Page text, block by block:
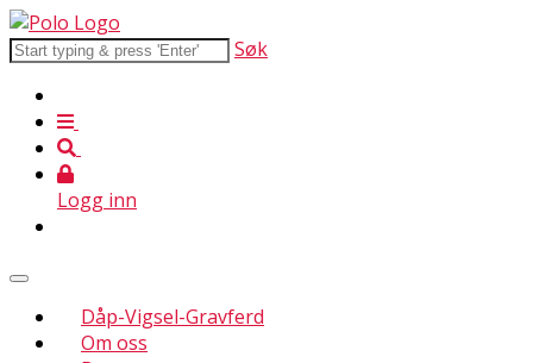
Søk
Logg inn
Dåp-Vigsel-Gravferd
Om oss